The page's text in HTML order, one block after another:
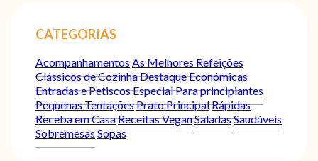
CATEGORIAS
Acompanhamentos As Melhores Refeições
Clássicos de CozinhaDestaqueEconómicas
Entradas e PetiscosEspecialPara principiantes
Pequenas TentaçõesPrato PrincipalRápidas
Receba em CasaReceitas VeganSaladasSaudáveis
SobremesasSopas